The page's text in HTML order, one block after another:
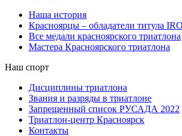
Наша история
Красноярцы – обладатели титула
Все медали красноярского триатлона
Мастера Красноярского триатлона
Наш спорт
Дисциплины триатлона
Звания и разряды в триатлоне
Запрещенный список РУСАДА 2022
Триатлон-центр Красноярск
Контакты